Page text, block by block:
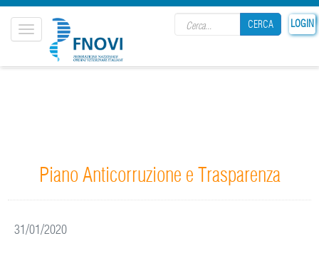
LOGIN
CERCA
Toggle
navigation
Piano Anticorruzione e Trasparenza
31/01/2020